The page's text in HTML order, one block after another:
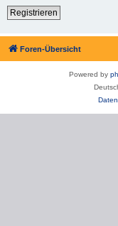
Registrieren
Foren-Übersicht
Powered by